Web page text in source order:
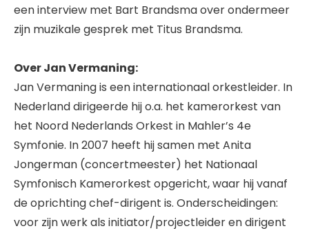
een interview met Bart Brandsma over ondermeer
zijn muzikale gesprek met Titus Brandsma.
Over Jan Vermaning:
Jan Vermaning is een internationaal orkestleider. In
Nederland dirigeerde hij o.a. het kamerorkest van
het Noord Nederlands Orkest in Mahler’s 4e
Symfonie. In 2007 heeft hij samen met Anita
Jongerman (concertmeester) het Nationaal
Symfonisch Kamerorkest opgericht, waar hij vanaf
de oprichting chef-dirigent is. Onderscheidingen:
voor zijn werk als initiator/projectleider en dirigent